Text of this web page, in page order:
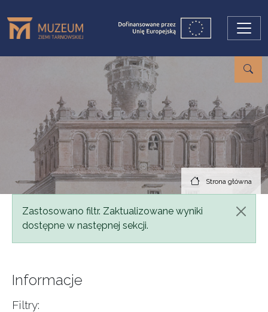
Strona główna
Komunikat
Zastosowano filtr. Zaktualizowane wyniki
dostępne w następnej sekcji.
Informacje
Filtry: